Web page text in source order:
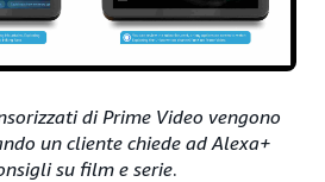
di Prime Video vengono
un cliente chiede ad Alexa+
su film e serie.